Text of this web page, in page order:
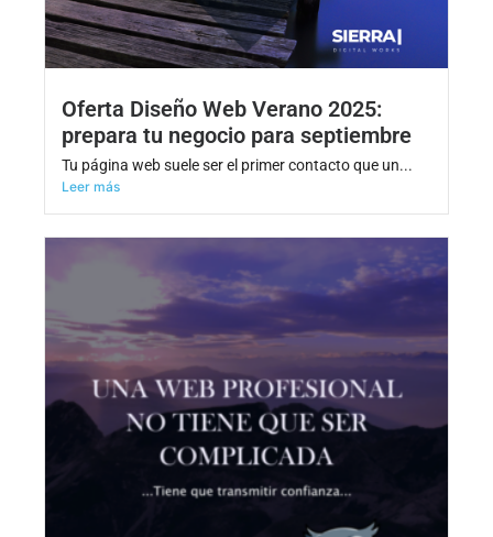
Oferta Diseño Web Verano 2025:
prepara tu negocio para septiembre
Tu página web suele ser el primer contacto que un...
Leer más